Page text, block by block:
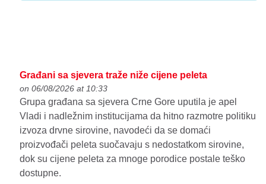
Građani sa sjevera traže niže cijene peleta
on 06/08/2026 at 10:33
Grupa građana sa sjevera Crne Gore uputila je apel
Vladi i nadležnim institucijama da hitno razmotre politiku
izvoza drvne sirovine, navodeći da se domaći
proizvođači peleta suočavaju s nedostatkom sirovine,
dok su cijene peleta za mnoge porodice postale teško
dostupne.